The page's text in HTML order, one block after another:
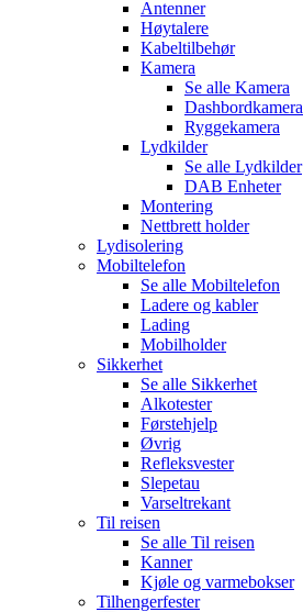
Antenner
Høytalere
Kabeltilbehør
Kamera
Se alle Kamera
Dashbordkamera
Ryggekamera
Lydkilder
Se alle Lydkilder
DAB Enheter
Montering
Nettbrett holder
Lydisolering
Mobiltelefon
Se alle Mobiltelefon
Ladere og kabler
Lading
Mobilholder
Sikkerhet
Se alle Sikkerhet
Alkotester
Førstehjelp
Øvrig
Refleksvester
Slepetau
Varseltrekant
Til reisen
Se alle Til reisen
Kanner
Kjøle og varmebokser
Tilhengerfester